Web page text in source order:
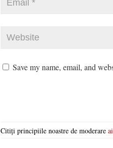
Save my name, email, and
Citiți principiile noastre de moderare